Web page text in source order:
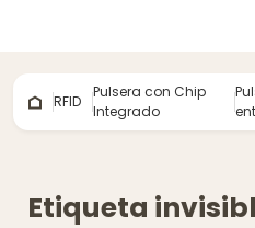
RFID
Pulsera con Chip
Integrado
Etiqueta